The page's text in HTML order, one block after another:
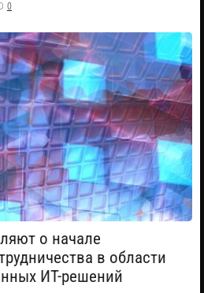
0
о начале
в области
ИТ-решений